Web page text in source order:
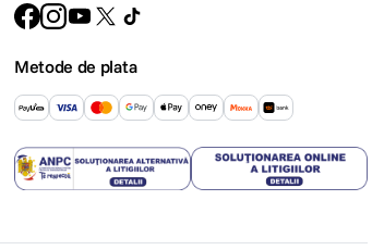
Metode de plata